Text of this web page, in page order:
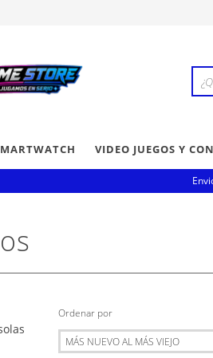
VIDEO JUEGOS Y
Ordenar por